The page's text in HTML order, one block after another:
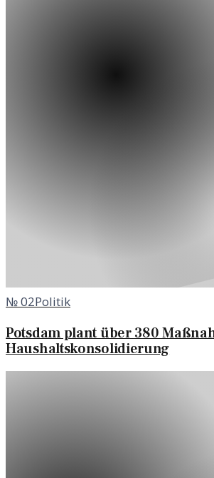
№02Politik
Potsdam plant über 380
Haushaltskonsolidierung